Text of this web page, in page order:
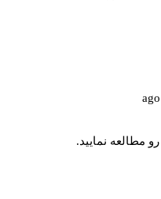
نمایید.